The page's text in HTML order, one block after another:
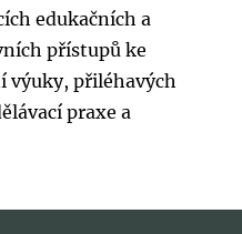
edukačních a
přístupů ke
výuky, přiléhavých
praxe a